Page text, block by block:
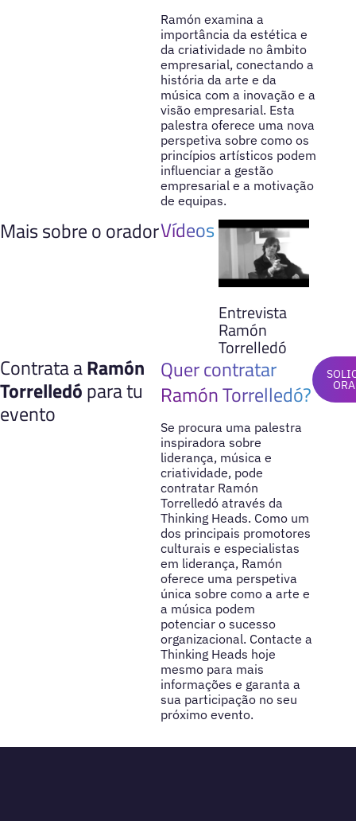
Ramón examina a
importância da estética e
da criatividade no âmbito
empresarial, conectando a
história da arte e da
música com a inovação e a
visão empresarial. Esta
palestra oferece uma nova
perspetiva sobre como os
princípios artísticos podem
influenciar a gestão
empresarial e a motivação
de equipas.
Mais sobre o oradorVídeos
Entrevista
Ramón
Torrelledó
Contrata aRamón
Torrelledópara tu
evento
Quer contratar
Ramón Torrelledó?
Se procura uma palestra
inspiradora sobre
liderança, música e
criatividade, pode
contratar Ramón
Torrelledó através da
Thinking Heads. Como um
dos principais promotores
culturais e especialistas
em liderança, Ramón
oferece uma perspetiva
única sobre como a arte e
a música podem
potenciar o sucesso
organizacional. Contacte a
Thinking Heads hoje
mesmo para mais
informações e garanta a
sua participação no seu
próximo evento.